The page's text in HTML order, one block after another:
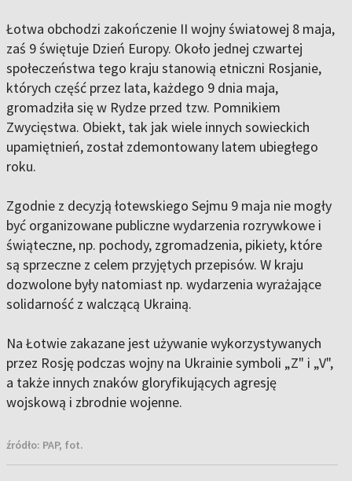
Łotwa obchodzi zakończenie II wojny światowej 8 maja,
zaś 9 świętuje Dzień Europy. Około jednej czwartej
społeczeństwa tego kraju stanowią etniczni Rosjanie,
których część przez lata, każdego 9 dnia maja,
gromadziła się w Rydze przed tzw. Pomnikiem
Zwycięstwa. Obiekt, tak jak wiele innych sowieckich
upamiętnień, został zdemontowany latem ubiegłego
roku.
Zgodnie z decyzją łotewskiego Sejmu 9 maja nie mogły
być organizowane publiczne wydarzenia rozrywkowe i
świąteczne, np. pochody, zgromadzenia, pikiety, które
są sprzeczne z celem przyjętych przepisów. W kraju
dozwolone były natomiast np. wydarzenia wyrażające
solidarność z walczącą Ukrainą.
Na Łotwie zakazane jest używanie wykorzystywanych
przez Rosję podczas wojny na Ukrainie symboli „Z" i „V",
a także innych znaków gloryfikujących agresję
wojskową i zbrodnie wojenne.
źródło: PAP, fot.